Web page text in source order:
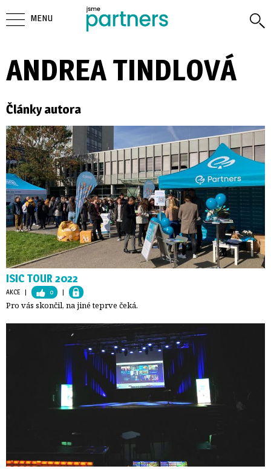
ANDREA TINDLOVÁ
Články autora
ISIC TOUR 2022
AKCE | 0 |
Pro vás skončil, na jiné teprve čeká.
MENU